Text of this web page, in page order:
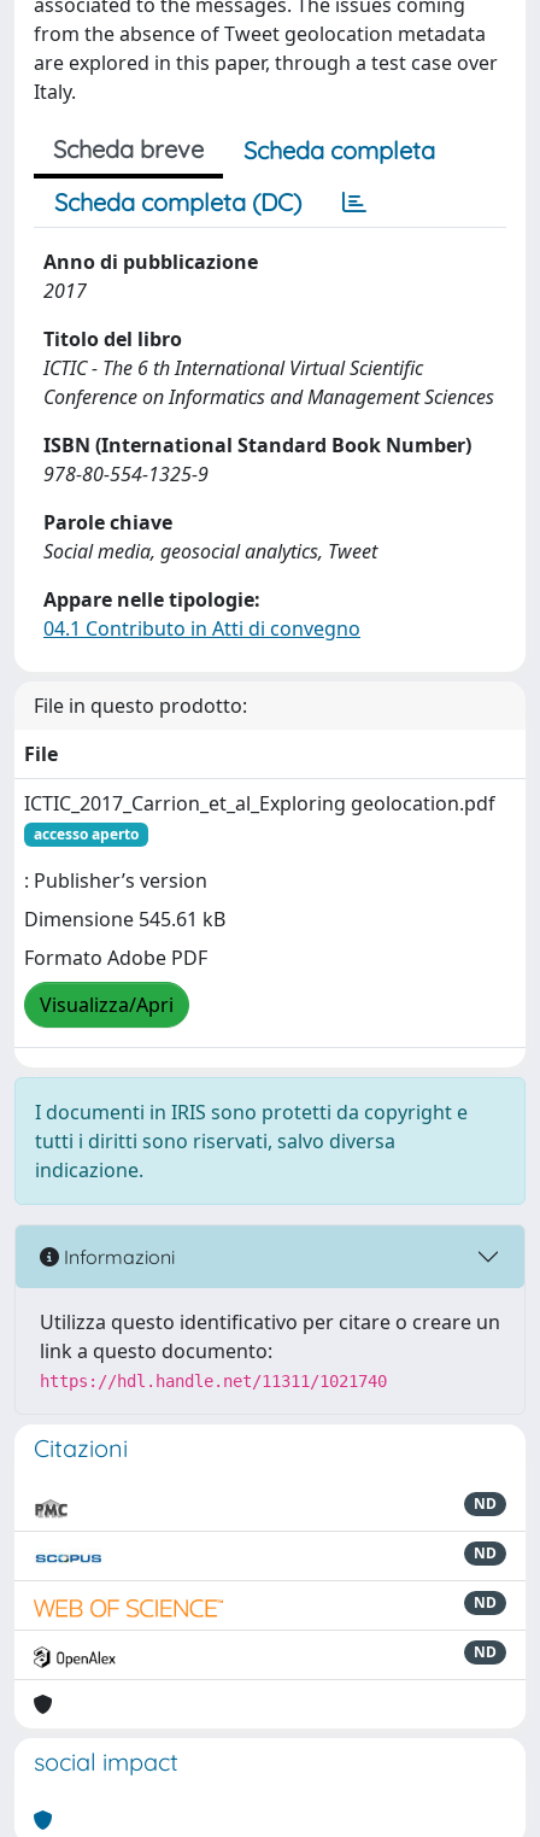
from the absence of Tweet geolocation metadata
are explored in this paper, through a test case over
Italy.
Scheda breve
Scheda completa
Scheda completa (DC)
Anno di pubblicazione
2017
Titolo del libro
ICTIC - The 6 th International Virtual Scientific
Conference on Informatics and Management Sciences
ISBN (International Standard Book Number)
978-80-554-1325-9
Parole chiave
Social media, geosocial analytics, Tweet
Appare nelle tipologie:
04.1 Contributo in Atti di convegno
File in questo prodotto:
File
ICTIC_2017_Carrion_et_al_Exploring geolocation.pdf
accesso aperto
: Publisher’s version
Dimensione 545.61 kB
Formato Adobe PDF
Visualizza/Apri
I documenti in IRIS sono protetti da copyright e
tutti i diritti sono riservati, salvo diversa
indicazione.
Informazioni
Utilizza questo identificativo per citare o creare un
link a questo documento:
https://hdl.handle.net/11311/1021740
Citazioni
ND
ND
ND
ND
social impact